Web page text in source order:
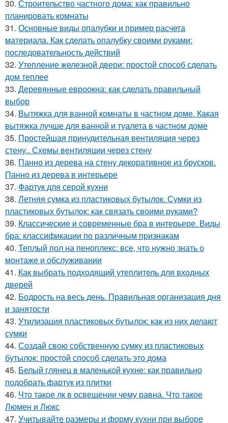
30. Строительство частного дома: как правильно
планировать комнаты
31. Основные виды опалубки и пример расчета
материала. Как сделать опалубку своими руками:
последовательность действий
32. Утепление железной двери: простой способ сделать
дом теплее
33. Деревянные евроокна: как сделать правильный
выбор
34. Вытяжка для ванной комнаты в частном доме. Какая
вытяжка лучше для ванной и туалета в частном доме
35. Простейшая принудительная вентиляция через
стену.. Схемы вентиляции через стену
36. Панно из дерева на стену декоративное из брусков.
Панно из дерева в интерьере
37. Фартук для серой кухни
38. Летняя сумка из пластиковых бутылок. Сумки из
пластиковых бутылок: как связать своими руками?
39. Классические и современные бра в интерьере. Виды
бра: классификации по различным признакам
40. Теплый пол на пеноплекс: все, что нужно знать о
монтаже и обслуживании
41. Как выбрать подходящий утеплитель для входных
дверей
42. Бодрость на весь день. Правильная организация дня
и занятости
43. Утилизация пластиковых бутылок: как из них делают
сумки
44. Создай свою собственную сумку из пластиковых
бутылок: простой способ сделать это дома
45. Белый глянец в маленькой кухне: как правильно
подобрать фартук из плитки
46. Что такое лк в освещении чему равна. Что такое
Люмен и Люкс
47. Учитывайте размеры и форму кухни при выборе